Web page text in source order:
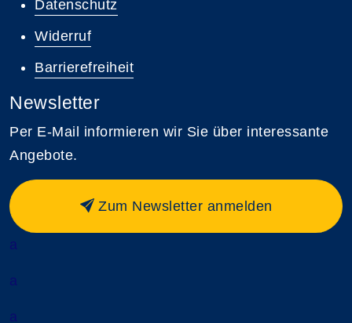
Datenschutz
Widerruf
Barrierefreiheit
Newsletter
Per E-Mail informieren wir Sie über interessante
Angebote.
Zum Newsletter anmelden
a
a
a